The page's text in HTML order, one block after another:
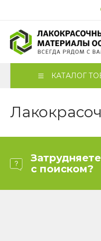
КАТАЛОГ
с поиском?